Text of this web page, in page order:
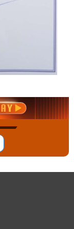
Nam MTS-
ngay